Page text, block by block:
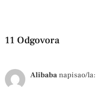
11 Odgovora
Alibaba napisao/la: